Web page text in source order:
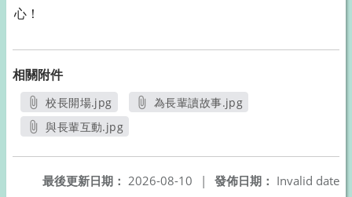
心！
相關附件
校長開場.jpg
另開新視窗
為長輩讀故事.jpg
與長輩互動.jpg
發佈日期： Invalid date
最後更新日期： 2026-08-10
|